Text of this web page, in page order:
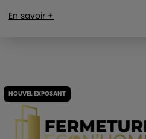
En savoir +
NOUVEL EXPOSANT